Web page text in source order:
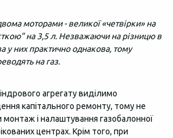
моторами - великої «четвірки» на
на 3,5 л. Незважаючи на різницю в
у них практично однакова, тому
на газ.
агрегату виділимо
капітального ремонту, тому не
і налаштування газобалонної
центрах. Крім того, при